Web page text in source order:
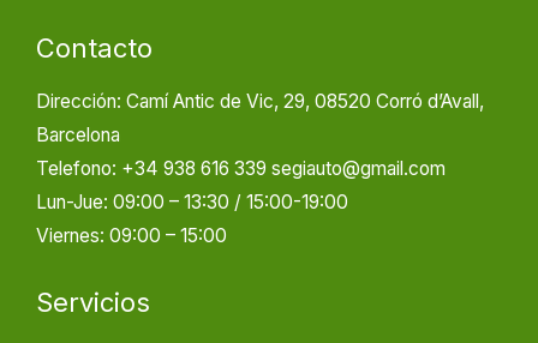
Contacto
Dirección: Camí Antic de Vic, 29, 08520 Corró d’Avall,
Barcelona
Telefono: +34 938 616 339 segiauto@gmail.com
Lun-Jue: 09:00 – 13:30 / 15:00-19:00
Viernes: 09:00 – 15:00
Servicios